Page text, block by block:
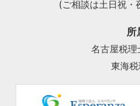
(ご相談は土日祝・
所
名古屋税
東海